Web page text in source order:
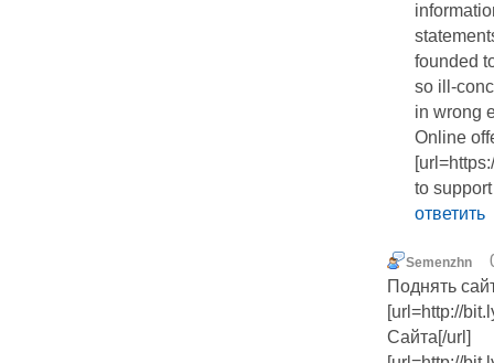
founded
so ill-
in wrong
Online
to
ответить
Semenzhn
Поднять
[url=http://
Сайта[/url]